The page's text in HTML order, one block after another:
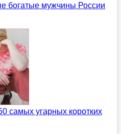
богатые мужчины России
самых угарных коротких